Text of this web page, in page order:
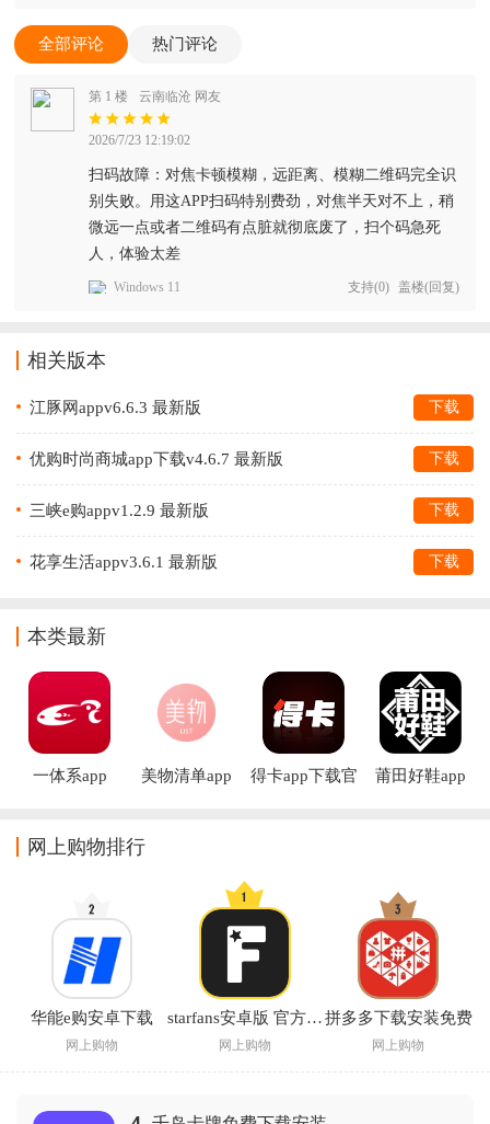
全部评论 热门评论
第 1 楼 云南临沧 网友
2026/7/23 12:19:02
扫码故障：对焦卡顿模糊，远距离、模糊二维码完全识
别失败。用这APP扫码特别费劲，对焦半天对不上，稍
微远一点或者二维码有点脏就彻底废了，扫个码急死
人，体验太差
Windows 11 支持(0) 盖楼(回复)
相关版本
江豚网appv6.6.3 最新版 下载
优购时尚商城app下载v4.6.7 最新版 下载
三峡e购appv1.2.9 最新版 下载
花享生活appv3.6.1 最新版 下载
本类最新
一体系app 美物清单app
得卡app下载官
莆田好鞋app
网上购物排行
华能e购安卓下载
网上购物
starfans安卓版 官方下载
网上购物
拼多多下载安装免费
网上购物